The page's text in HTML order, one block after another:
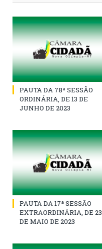
PAUTA DA 78ª SESSÃO
ORDINÁRIA, DE 13 DE
JUNHO DE 2023
PAUTA DA 17ª SESSÃO
EXTRAORDINÁRIA, DE 23
DE MAIO DE 2023